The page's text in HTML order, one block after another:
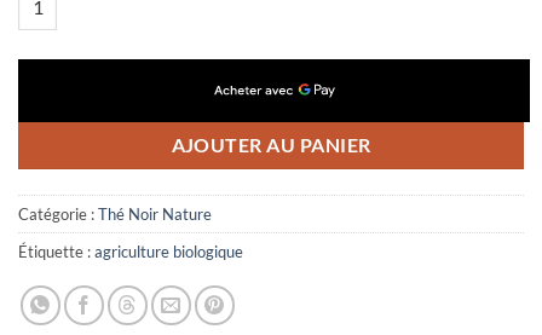
AJOUTER AU PANIER
Catégorie :Thé Noir Nature
Étiquette :agriculture biologique